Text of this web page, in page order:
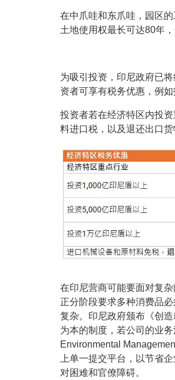
在中爪哇和东爪哇，园区
土地使用权最长可达80年
为吸引投资，印尼政府已
资者可享有税务优惠，例
投资者若在经济特区内投
料进口税，以及退还出口货
在印尼营商可能要面对复
正分阶段要求多种消费品
复杂。印尼政府颁布《创
为本的制度，若公司的业
Environmental
上单一提交平台，以节省
对困难和官僚障碍。